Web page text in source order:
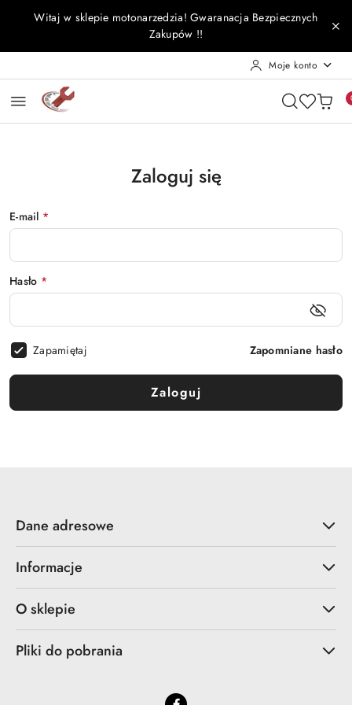
Przejdź do treści głównej
Przejdź do wyszukiwarki
Przejdź do moje konto
Przejdź do menu głównego
Przejdź do stopki
Witaj w sklepie motonarzedzia! Gwaranacja Bezpiecznych
Zakupów !!
Moje konto
Zaloguj się
E-mail *
Hasło *
Zapamiętaj Zapomniane hasło
Zaloguj
Dane adresowe
Informacje
O sklepie
Pliki do pobrania